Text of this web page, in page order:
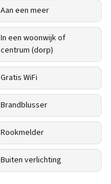
Aan een meer
In een woonwijk of
centrum (dorp)
Gratis WiFi
Brandblusser
Rookmelder
Buiten verlichting